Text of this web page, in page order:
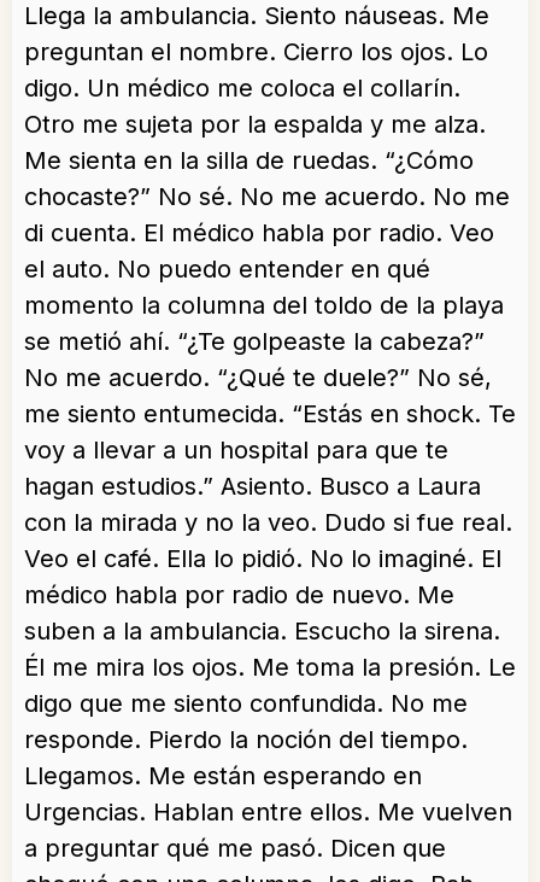
Llega la ambulancia. Siento náuseas. Me
preguntan el nombre. Cierro los ojos. Lo
digo. Un médico me coloca el collarín.
Otro me sujeta por la espalda y me alza.
Me sienta en la silla de ruedas. “¿Cómo
chocaste?” No sé. No me acuerdo. No me
di cuenta. El médico habla por radio. Veo
el auto. No puedo entender en qué
momento la columna del toldo de la playa
se metió ahí. “¿Te golpeaste la cabeza?”
No me acuerdo. “¿Qué te duele?” No sé,
me siento entumecida. “Estás en shock. Te
voy a llevar a un hospital para que te
hagan estudios.” Asiento. Busco a Laura
con la mirada y no la veo. Dudo si fue real.
Veo el café. Ella lo pidió. No lo imaginé. El
médico habla por radio de nuevo. Me
suben a la ambulancia. Escucho la sirena.
Él me mira los ojos. Me toma la presión. Le
digo que me siento confundida. No me
responde. Pierdo la noción del tiempo.
Llegamos. Me están esperando en
Urgencias. Hablan entre ellos. Me vuelven
a preguntar qué me pasó. Dicen que